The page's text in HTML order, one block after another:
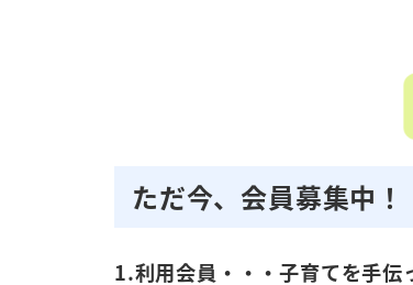
ただ今、会員募集中！
1.利用会員・・・子育てを手伝